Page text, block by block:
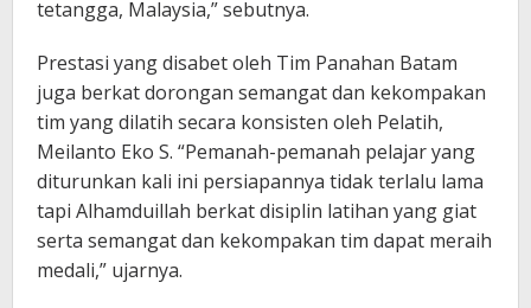
tetangga, Malaysia,” sebutnya.
Prestasi yang disabet oleh Tim Panahan Batam
juga berkat dorongan semangat dan kekompakan
tim yang dilatih secara konsisten oleh Pelatih,
Meilanto Eko S. “Pemanah-pemanah pelajar yang
diturunkan kali ini persiapannya tidak terlalu lama
tapi Alhamduillah berkat disiplin latihan yang giat
serta semangat dan kekompakan tim dapat meraih
medali,” ujarnya.